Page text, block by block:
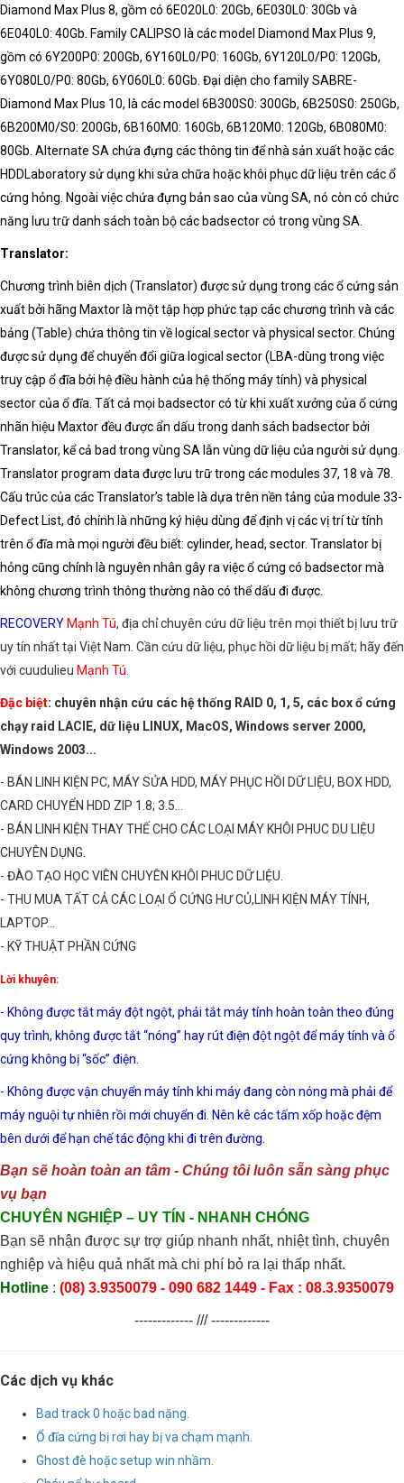
Diamond Max Plus 8, gồm có 6E020L0: 20Gb, 6E030L0: 30Gb và
6E040L0: 40Gb. Family CALIPSO là các model Diamond Max Plus 9,
gồm có 6Y200P0: 200Gb, 6Y160L0/P0: 160Gb, 6Y120L0/P0: 120Gb,
6Y080L0/P0: 80Gb, 6Y060L0: 60Gb. Đại diện cho family SABRE-
Diamond Max Plus 10, là các model 6B300S0: 300Gb, 6B250S0: 250Gb,
6B200M0/S0: 200Gb, 6B160M0: 160Gb, 6B120M0: 120Gb, 6B080M0:
80Gb. Alternate SA chứa đựng các thông tin để nhà sản xuất hoặc các
HDDLaboratory sử dụng khi sửa chữa hoặc khôi phục dữ liệu trên các ổ
cứng hỏng. Ngoài việc chứa đựng bản sao của vùng SA, nó còn có chức
năng lưu trữ danh sách toàn bộ các badsector có trong vùng SA.
Translator:
Chương trình biên dịch (Translator) được sử dụng trong các ổ cứng sản
xuất bởi hãng Maxtor là một tập hợp phức tạp các chương trình và các
bảng (Table) chứa thông tin về logical sector và physical sector. Chúng
được sử dụng để chuyển đổi giữa logical sector (LBA-dùng trong việc
truy cập ổ đĩa bởi hệ điều hành của hệ thống máy tính) và physical
sector của ổ đĩa. Tất cả mọi badsector có từ khi xuất xưởng của ổ cứng
nhãn hiệu Maxtor đều được ẩn dấu trong danh sách badsector bởi
Translator, kể cả bad trong vùng SA lẫn vùng dữ liệu của người sử dụng.
Translator program data được lưu trữ trong các modules 37, 18 và 78.
Cấu trúc của các Translator’s table là dựa trên nền tảng của module 33-
Defect List, đó chính là những ký hiệu dùng để định vị các vị trí từ tính
trên ổ đĩa mà mọi người đều biết: cylinder, head, sector. Translator bị
hỏng cũng chính là nguyên nhân gây ra việc ổ cứng có badsector mà
không chương trình thông thường nào có thể dấu đi được.
RECOVERY Mạnh Tú, địa chỉ chuyên cứu dữ liệu trên mọi thiết bị lưu trữ
uy tín nhất tại Việt Nam. Cần cứu dữ liệu, phục hồi dữ liệu bị mất; hãy đến
với cuudulieu Mạnh Tú.
Đặc biệt: chuyên nhận cứu các hệ thống RAID 0, 1, 5, các box ổ cứng
chạy raid LACIE, dữ liệu LINUX, MacOS, Windows server 2000,
Windows 2003...
- BÁN LINH KIỆN PC, MÁY SỬA HDD, MÁY PHỤC HỒI DỮ LIỆU, BOX HDD,
CARD CHUYỂN HDD ZIP 1.8; 3.5...
- BÁN LINH KIỆN THAY THẾ CHO CÁC LOẠI MÁY KHÔI PHUC DU LIỆU
CHUYÊN DỤNG.
- ĐÀO TẠO HỌC VIÊN CHUYÊN KHÔI PHUC DỮ LIỆU.
- THU MUA TẤT CẢ CÁC LOẠI Ổ CỨNG HƯ CỦ,LINH KIỆN MÁY TÍNH,
LAPTOP...
- KỸ THUẬT PHẦN CỨNG
Lời khuyên:
- Không được tắt máy đột ngột, phải tắt máy tính hoàn toàn theo đúng
quy trình, không được tắt “nóng” hay rút điện đột ngột để máy tính và ổ
cứng không bị “sốc” điện.
- Không được vận chuyển máy tính khi máy đang còn nóng mà phải để
máy nguội tự nhiên rồi mới chuyển đi. Nên kê các tấm xốp hoặc đệm
bên dưới để hạn chế tác động khi đi trên đường.
Bạn sẽ hoàn toàn an tâm - Chúng tôi luôn sẵn sàng phục
vụ bạn
CHUYÊN NGHIỆP – UY TÍN - NHANH CHÓNG
Bạn sẽ nhận được sự trợ giúp nhanh nhất, nhiệt tình, chuyên
nghiệp và hiệu quả nhất mà chi phí bỏ ra lại thấp nhất.
Hotline : (08) 3.9350079 - 090 682 1449 - Fax : 08.3.9350079
------------- /// -------------
Các dịch vụ khác
Bad track 0 hoặc bad nặng.
Ổ đĩa cứng bị rơi hay bị va chạm mạnh.
Ghost đè hoặc setup win nhầm.